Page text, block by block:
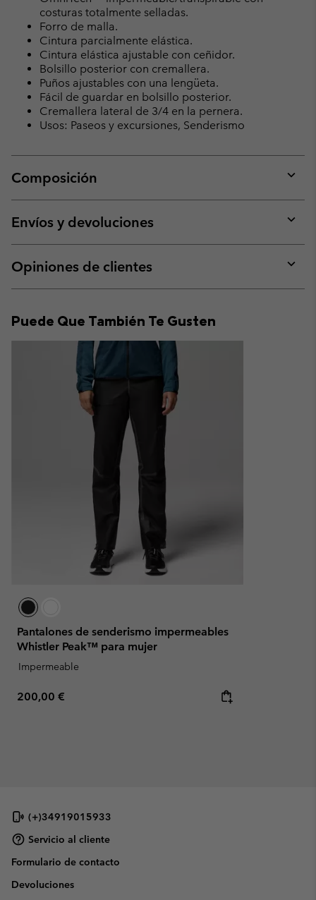
costuras totalmente selladas.
Forro de malla.
Cintura parcialmente elástica.
Cintura elástica ajustable con ceñidor.
Bolsillo posterior con cremallera.
Puños ajustables con una lengüeta.
Fácil de guardar en bolsillo posterior.
Cremallera lateral de 3/4 en la pernera.
Usos: Paseos y excursiones, Senderismo
Composición
or
Envíos y devoluciones
or
Opiniones de clientes
or
Puede Que También Te Gusten
Pantalones de senderismo impermeables
Whistler Peak™ para mujer
Impermeable
Regular price:
200,00 €
(+)34919015933
Servicio al cliente
Formulario de contacto
Devoluciones